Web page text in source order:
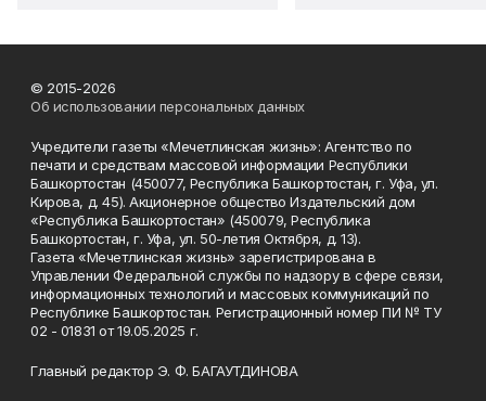
© 2015-2026
Об использовании персональных данных
Учредители газеты «Мечетлинская жизнь»: Агентство по
печати и средствам массовой информации Республики
Башкортостан (450077, Республика Башкортостан, г. Уфа, ул.
Кирова, д. 45). Акционерное общество Издательский дом
«Республика Башкортостан» (450079, Республика
Башкортостан, г. Уфа, ул. 50-летия Октября, д. 13).
Газета «Мечетлинская жизнь» зарегистрирована в
Управлении Федеральной службы по надзору в сфере связи,
информационных технологий и массовых коммуникаций по
Республике Башкортостан. Регистрационный номер ПИ № ТУ
02 - 01831 от 19.05.2025 г.
Главный редактор Э. Ф. БАГАУТДИНОВА